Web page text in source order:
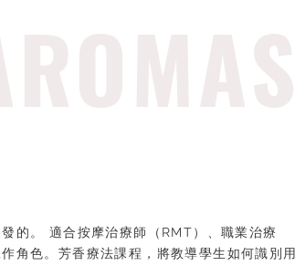
的。 適合按摩治療師（RMT）、職業治療
角色。芳香療法課程，將教導學生如何識別用